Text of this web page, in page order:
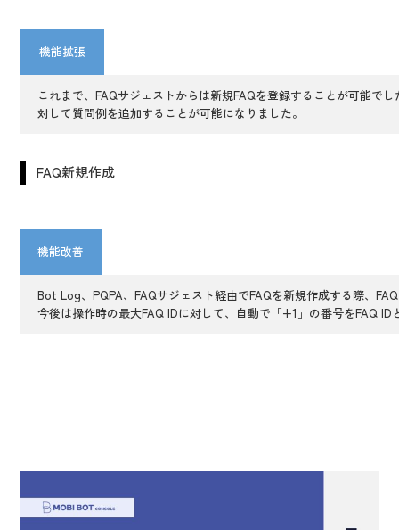
機能拡張
これまで、FAQサジェストからは新規FAQを登録することが可能で
対して質問例を追加することが可能になりました。
FAQ新規作成
機能改善
Bot Log、PQPA、FAQサジェスト経由でFAQを新規作成する際、
今後は操作時の最大FAQ IDに対して、自動で「+1」の番号をFAQ